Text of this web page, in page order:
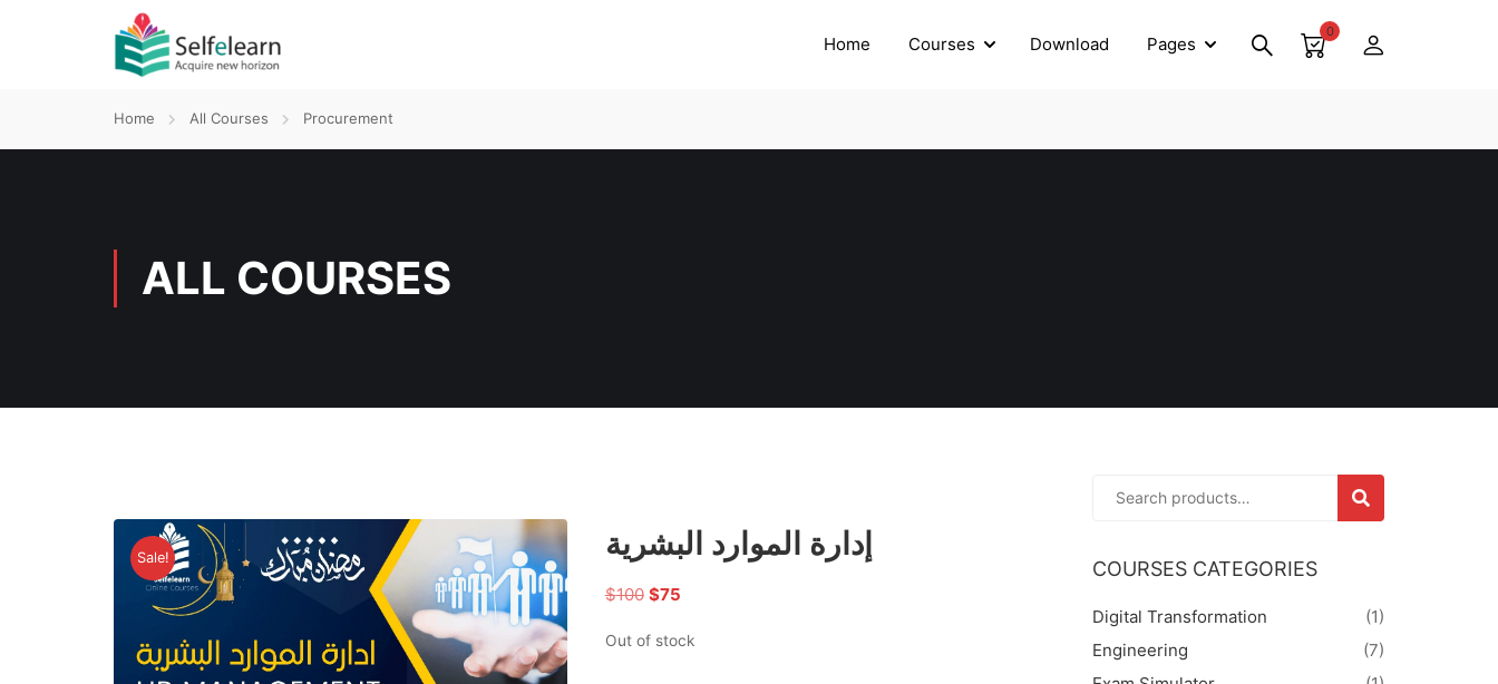
Home Courses Download Pages
0
Home All Courses Procurement
ALL COURSES
Sale! إدارة الموارد البشرية
$100 $75
Out of stock
SEARCH
COURSES CATEGORIES
Digital Transformation
(1)
Engineering
(7)